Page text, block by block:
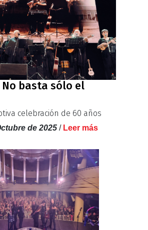
basta sólo el
celebración de 60 años
de 2025 / Leer más